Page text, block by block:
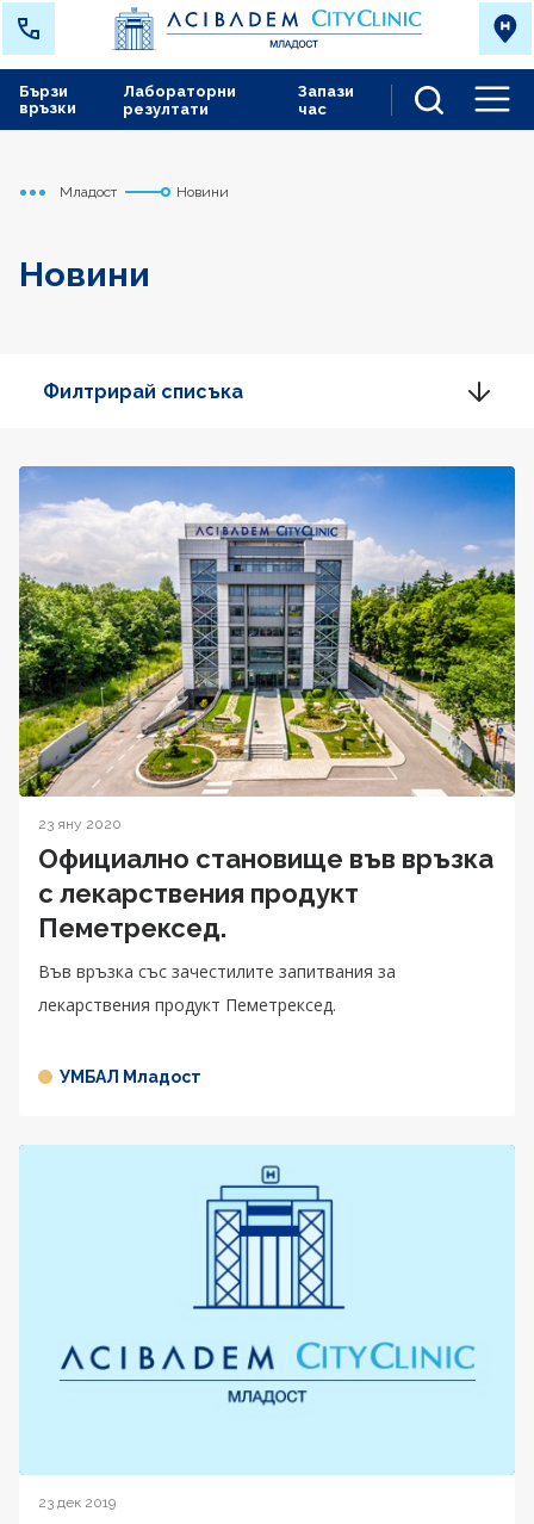
Лабораторни
резултати
Запази
час
Бързи
връзки
Начало
Младост Новини
Новини
Филтрирай списъка
23 яну 2020
Официално становище във връзка
с лекарствения продукт
Пеметрексед.
Във връзка със зачестилите запитвания за
лекарствения продукт Пеметрексед.
УМБАЛ Младост
23 дек 2019